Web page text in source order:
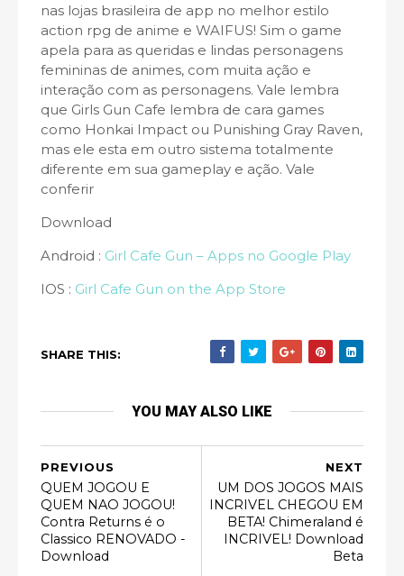
nas lojas brasileira de app no melhor estilo
action rpg de anime e WAIFUS! Sim o game
apela para as queridas e lindas personagens
femininas de animes, com muita ação e
interação com as personagens. Vale lembra
que Girls Gun Cafe lembra de cara games
como Honkai Impact ou Punishing Gray Raven,
mas ele esta em outro sistema totalmente
diferente em sua gameplay e ação. Vale
conferir
Download
Android : Girl Cafe Gun – Apps no Google Play
IOS : ‎Girl Cafe Gun on the App Store
SHARE THIS:
YOU MAY ALSO LIKE
NEXT
UM DOS JOGOS MAIS
INCRIVEL CHEGOU EM
BETA! Chimeraland é
INCRIVEL! Download
Beta
PREVIOUS
QUEM JOGOU E
QUEM NAO JOGOU!
Contra Returns é o
Classico RENOVADO -
Download